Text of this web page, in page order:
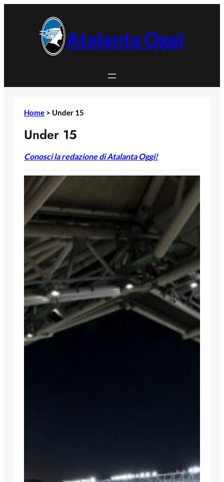
Atalanta Oggi
Home > Under 15
Under 15
Conosci la redazione di Atalanta Oggi!